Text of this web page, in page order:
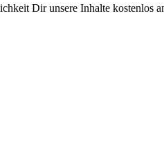
Dir unsere Inhalte